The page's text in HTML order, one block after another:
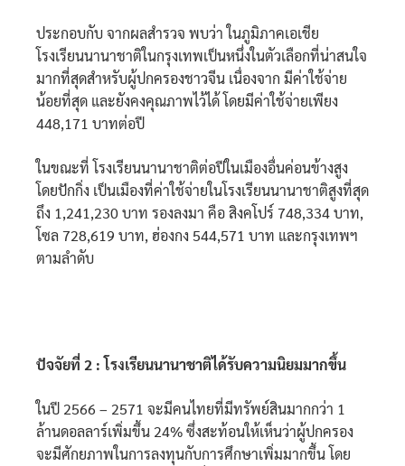
ประกอบกับ จากผลสำรวจ พบว่า ในภูมิภาคเอเชีย
โรงเรียนนานาชาติในกรุงเทพเป็นหนึ่งในตัวเลือกที่น่าสนใจ
มากที่สุดสำหรับผู้ปกครองชาวจีน เนื่องจาก มีค่าใช้จ่าย
น้อยที่สุด และยังคงคุณภาพไว้ได้ โดยมีค่าใช้จ่ายเพียง
448,171 บาทต่อปี
ในขณะที่ โรงเรียนนานาชาติต่อปีในเมืองอื่นค่อนข้างสูง
โดยปักกิ่ง เป็นเมืองที่ค่าใช้จ่ายในโรงเรียนนานาชาติสูงที่สุด
ถึง 1,241,230 บาท รองลงมา คือ สิงคโปร์ 748,334 บาท,
โซล 728,619 บาท, ฮ่องกง 544,571 บาท และกรุงเทพฯ
ตามลำดับ
ปัจจัยที่ 2 : โรงเรียนนานาชาติได้รับความนิยมมากขึ้น
ในปี 2566 – 2571 จะมีคนไทยที่มีทรัพย์สินมากกว่า 1
ล้านดอลลาร์เพิ่มขึ้น 24% ซึ่งสะท้อนให้เห็นว่าผู้ปกครอง
จะมีศักยภาพในการลงทุนกับการศึกษาเพิ่มมากขึ้น โดย